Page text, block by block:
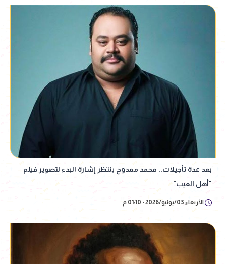
بعد عدة تأجيلات.. محمد ممدوح ينتظر إشارة البدء لتصوير فيلم
"أهل العيب"
الأربعاء 03/يونيو/2026 - 01:10 م